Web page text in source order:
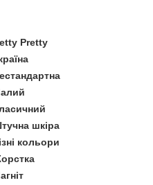
Pretty
шкіра
кольори